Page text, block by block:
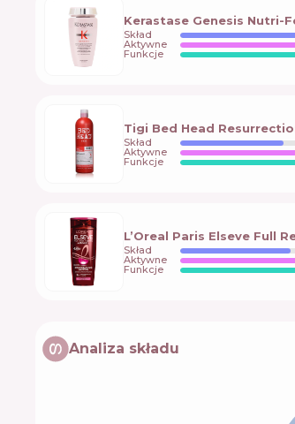
Kerastase Genesis Nutri-
Skład
Aktywne
Funkcje
Tigi Bed Head
Skład
Aktywne
Funkcje
L’Oreal Paris Elseve Full
Skład
Aktywne
Funkcje
Analiza składu